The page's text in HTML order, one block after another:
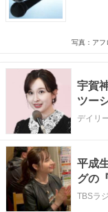
写真：アフ
宇賀
ツー
ー」
デイリ
平成
グの
TBSラ